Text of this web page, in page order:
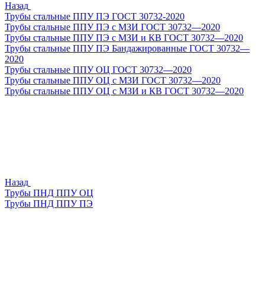
Назад
Трубы стальные ППУ ПЭ ГОСТ 30732-2020
Трубы стальные ППУ ПЭ с МЗИ ГОСТ 30732—2020
Трубы стальные ППУ ПЭ с МЗИ и КВ ГОСТ 30732—2020
Трубы стальные ППУ ПЭ Бандажированные ГОСТ 30732—
2020
Трубы стальные ППУ ОЦ ГОСТ 30732—2020
Трубы стальные ППУ ОЦ с МЗИ ГОСТ 30732—2020
Трубы стальные ППУ ОЦ с МЗИ и КВ ГОСТ 30732—2020
Назад
Трубы ПНД ППУ ОЦ
Трубы ПНД ППУ ПЭ